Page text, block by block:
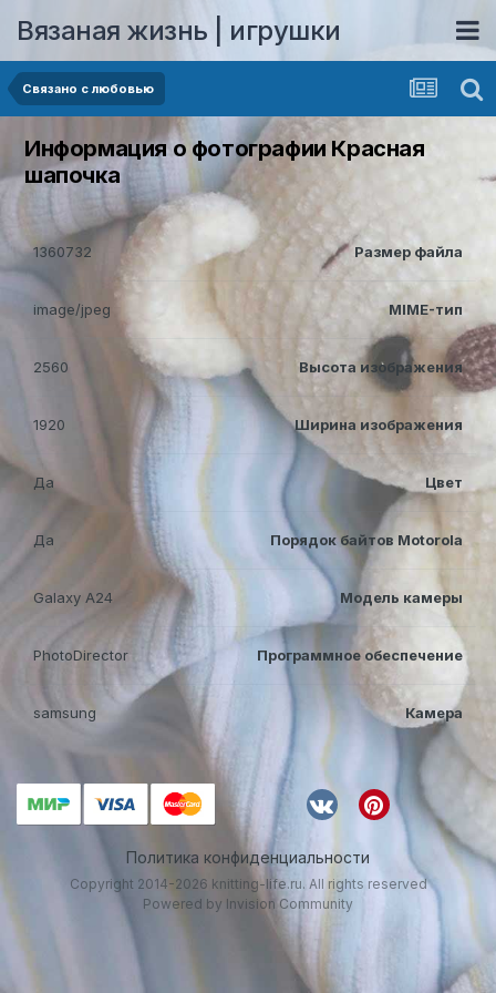
Вязаная жизнь | игрушки
Связано с любовью
Информация о фотографии Красная
шапочка
Размер файла
1360732
MIME-тип
image/jpeg
Высота изображения
2560
Ширина изображения
1920
Цвет
Да
Порядок байтов Motorola
Да
Модель камеры
Galaxy A24
Программное обеспечение
PhotoDirector
Камера
samsung
Политика конфиденциальности
Copyright 2014-2026 knitting-life.ru. All rights reserved
Powered by Invision Community